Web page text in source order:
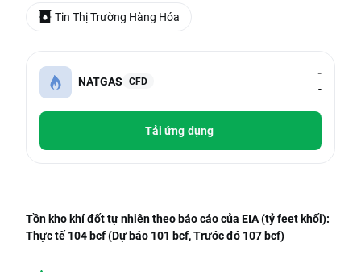
NATGAS CFD
-
-
Tải ứng dụng
Tồn kho khí đốt tự nhiên theo báo cáo của EIA (tỷ feet khối):
Thực tế 104 bcf (Dự báo 101 bcf, Trước đó 107 bcf)
Tin Thị Trường Hàng Hóa